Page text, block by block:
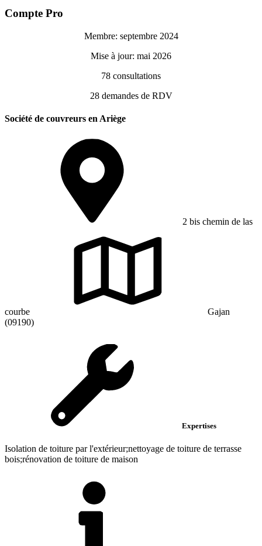
Compte Pro
Membre: septembre 2024
Mise à jour: mai 2026
78 consultations
28demandes de RDV
Société de couvreurs en Ariège
2 bis chemin de las
courbe
Gajan
(09190)
Expertises
Isolation de toiture par l'extérieur;nettoyage de toiture de terrasse
bois;rénovation de toiture de maison